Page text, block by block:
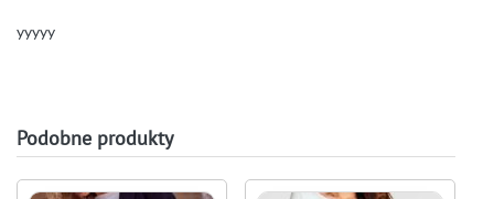
yyyyy
Podobne produkty